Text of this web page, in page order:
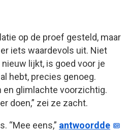
op de proef gesteld, maar
iets waardevols uit. Niet
lijkt, is goed voor je
hebt, precies genoeg.
en glimlachte voorzichtig.
doen,” zei ze zacht.
“Mee eens,” antwoordde